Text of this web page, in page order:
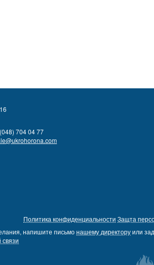
704 04 77
Политика конфиденциальности Защта
напишите письмонашему директоруили